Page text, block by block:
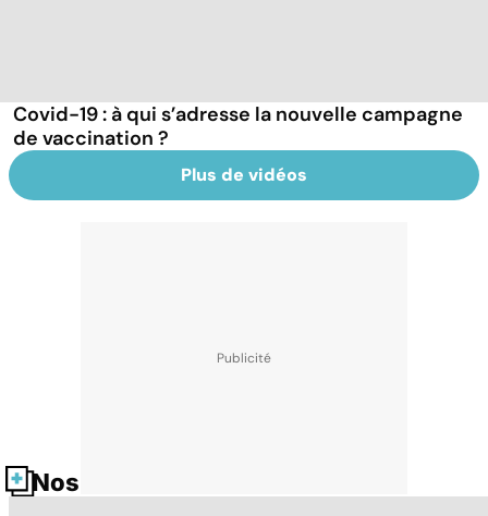
Covid-19 : à qui s’adresse la nouvelle campagne
de vaccination ?
Plus de vidéos
Nos fiches santé